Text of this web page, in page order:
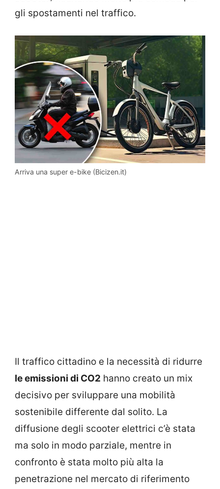
gli spostamenti nel traffico.
Arriva una super e-bike (Bicizen.it)
Il traffico cittadino e la necessità di ridurre
le emissioni di CO2 hanno creato un mix
decisivo per sviluppare una mobilità
sostenibile differente dal solito. La
diffusione degli scooter elettrici c’è stata
ma solo in modo parziale, mentre in
confronto è stata molto più alta la
penetrazione nel mercato di riferimento